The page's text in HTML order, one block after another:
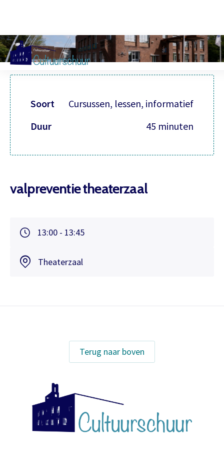
valpreventie theaterzaal
13:00 - 13:45
Theaterzaal
Soort
Cursussen, lessen, informatief
Duur
45 minuten
Terug naar boven